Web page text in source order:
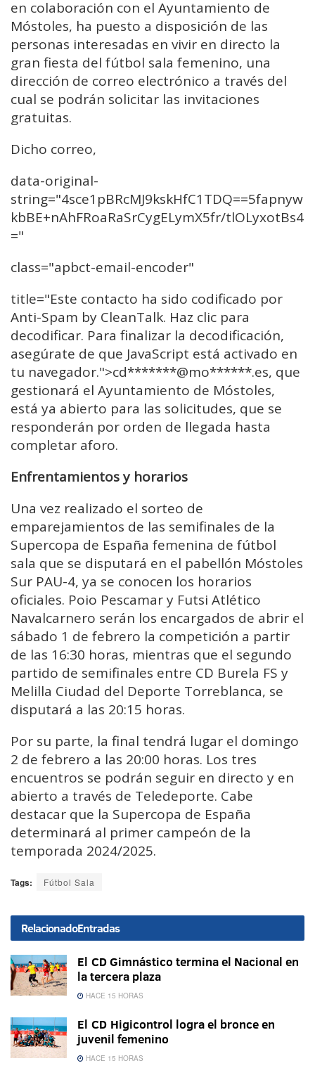
en colaboración con el Ayuntamiento de
Móstoles, ha puesto a disposición de las
personas interesadas en vivir en directo la
gran fiesta del fútbol sala femenino, una
dirección de correo electrónico a través del
cual se podrán solicitar las invitaciones
gratuitas.
Dicho correo,
data-original-
string="4sce1pBRcMJ9kskHfC1TDQ==5fapnyw
kbBE+nAhFRoaRaSrCygELymX5fr/tlOLyxotBs4
="
class="apbct-email-encoder"
title="Este contacto ha sido codificado por
Anti-Spam by CleanTalk. Haz clic para
decodificar. Para finalizar la decodificación,
asegúrate de que JavaScript está activado en
tu navegador.">cd*******@mo******.es, que
gestionará el Ayuntamiento de Móstoles,
está ya abierto para las solicitudes, que se
responderán por orden de llegada hasta
completar aforo.
Enfrentamientos y horarios
Una vez realizado el sorteo de
emparejamientos de las semifinales de la
Supercopa de España femenina de fútbol
sala que se disputará en el pabellón Móstoles
Sur PAU-4, ya se conocen los horarios
oficiales. Poio Pescamar y Futsi Atlético
Navalcarnero serán los encargados de abrir el
sábado 1 de febrero la competición a partir
de las 16:30 horas, mientras que el segundo
partido de semifinales entre CD Burela FS y
Melilla Ciudad del Deporte Torreblanca, se
disputará a las 20:15 horas.
Por su parte, la final tendrá lugar el domingo
2 de febrero a las 20:00 horas. Los tres
encuentros se podrán seguir en directo y en
abierto a través de Teledeporte. Cabe
destacar que la Supercopa de España
determinará al primer campeón de la
temporada 2024/2025.
Tags: Fútbol Sala
RelacionadoEntradas
El CD Gimnástico termina el Nacional en
la tercera plaza
HACE 15 HORAS
El CD Higicontrol logra el bronce en
juvenil femenino
HACE 15 HORAS